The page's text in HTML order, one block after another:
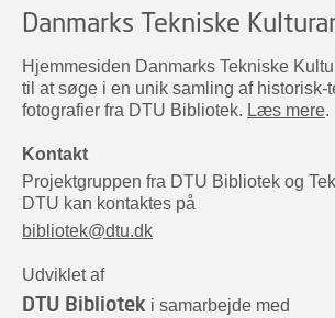
Danmarks Tekniske
Hjemmesiden Danmarks Tekniske
til at søge i en unik samling af historisk-
fotografier fra DTU Bibliotek. Læs mere.
Kontakt
Projektgruppen fra DTU Bibliotek og
DTU kan kontaktes på
bibliotek@dtu.dk
Udviklet af
DTU Bibliotek i samarbejde med